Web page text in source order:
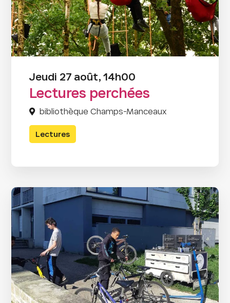
Jeudi 27 août, 14h00
Lectures perchées
bibliothèque Champs-Manceaux
Lectures